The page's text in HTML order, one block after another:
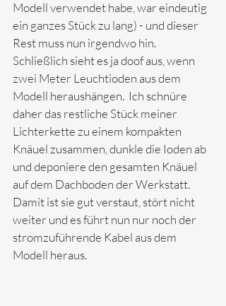
Modell verwendet habe, war eindeutig
ein ganzes Stück zu lang) - und dieser
Rest muss nun irgendwo hin.
Schließlich sieht es ja doof aus, wenn
zwei Meter Leuchtioden aus dem
Modell heraushängen.  Ich schnüre
daher das restliche Stück meiner
Lichterkette zu einem kompakten
Knäuel zusammen, dunkle die Ioden ab
und deponiere den gesamten Knäuel
auf dem Dachboden der Werkstatt.
Damit ist sie gut verstaut, stört nicht
weiter und es führt nun nur noch der
stromzuführende Kabel aus dem
Modell heraus.